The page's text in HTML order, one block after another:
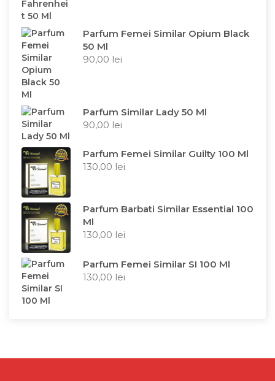
Parfum Femei Similar Opium Black
50 Ml
90,00 lei
Parfum Similar Lady 50 Ml
90,00 lei
Parfum Femei Similar Guilty 100 Ml
130,00 lei
Parfum Barbati Similar Essential 100
Ml
130,00 lei
Parfum Femei Similar SI 100 Ml
130,00 lei